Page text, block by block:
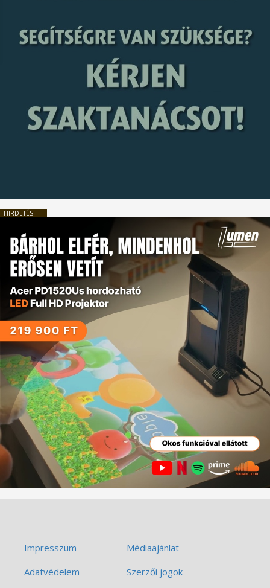
HIRDETÉS
Impresszum
Médiaajánlat
Adatvédelem
Szerzői jogok